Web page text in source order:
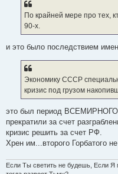
По крайней мере про тех,
90-х.
и это было последствием
Экономику СССР
кризис под грузом
это был период ВСЕМИРНОГО
прекратили за счет
кризис решить за счет РФ.
Хрен им...второго Горбатого
Если Ты светить не будешь, Если Я